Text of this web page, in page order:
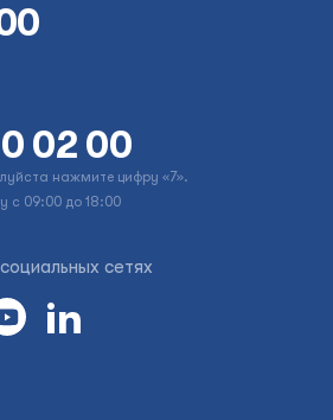
02 00
нажмите цифру «7».
с 09:00 до 18:00
сетях